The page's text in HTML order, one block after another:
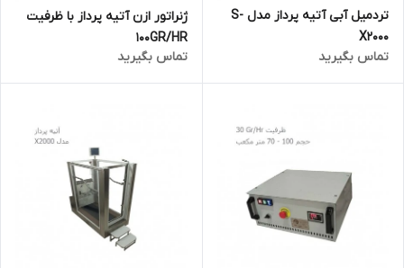
تردمیل آبی آتیه پرداز مدل S-
X2000
تماس بگیرید
ژنراتور ازن آتیه پرداز با ظرفیت
100GR/HR
تماس بگیرید